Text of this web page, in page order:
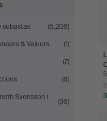
subastas
(5.208)
& Valuers
(1)
(7)
(6)
Svensson i
(36)